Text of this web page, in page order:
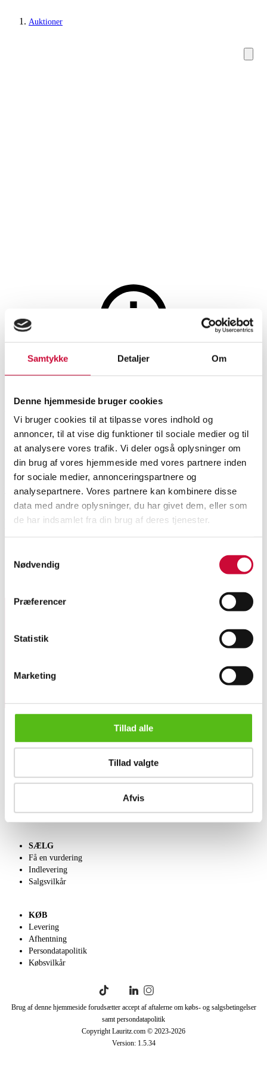
Samtykke Detaljer Om
Denne hjemmeside bruger cookies
Vi bruger cookies til at tilpasse vores indhold og
annoncer, til at vise dig funktioner til sociale medier og til
at analysere vores trafik. Vi deler også oplysninger om
din brug af vores hjemmeside med vores partnere inden
for sociale medier, annonceringspartnere og
analysepartnere. Vores partnere kan kombinere disse
data med andre oplysninger, du har givet dem, eller som
de har indsamlet fra din brug af deres tjenester.
Nødvendig
Præferencer
Statistik
Marketing
Tillad alle
Tillad valgte
Afvis
Auktioner
Jacob Gadd (f. 1961): 'Walther beundrer Dali', giclée-tryk (...
Auktionen er afsluttet
Jacob Gadd (f. 1961): 'Walther
beundrer Dali', giclée-tryk (cd)
SHOWROOM
Hørsholm
VURDERING
DKK 1.500
VARENUMMER
6499346
Beskrivelse
Tilmeld dig vores nyhedsbrev og modtag nyheder samt
Kontakt os
English frontpage
SÆLG
Få en vurdering
Indlevering
Salgsvilkår
KØB
Levering
Afhentning
Persondatapolitik
Købsvilkår
Brug af denne hjemmeside forudsætter accept af aftalerne om købs- og salgsbetingelser
samt persondatapolitik
Copyright Lauritz.com © 2023-2026
Version: 1.5.34